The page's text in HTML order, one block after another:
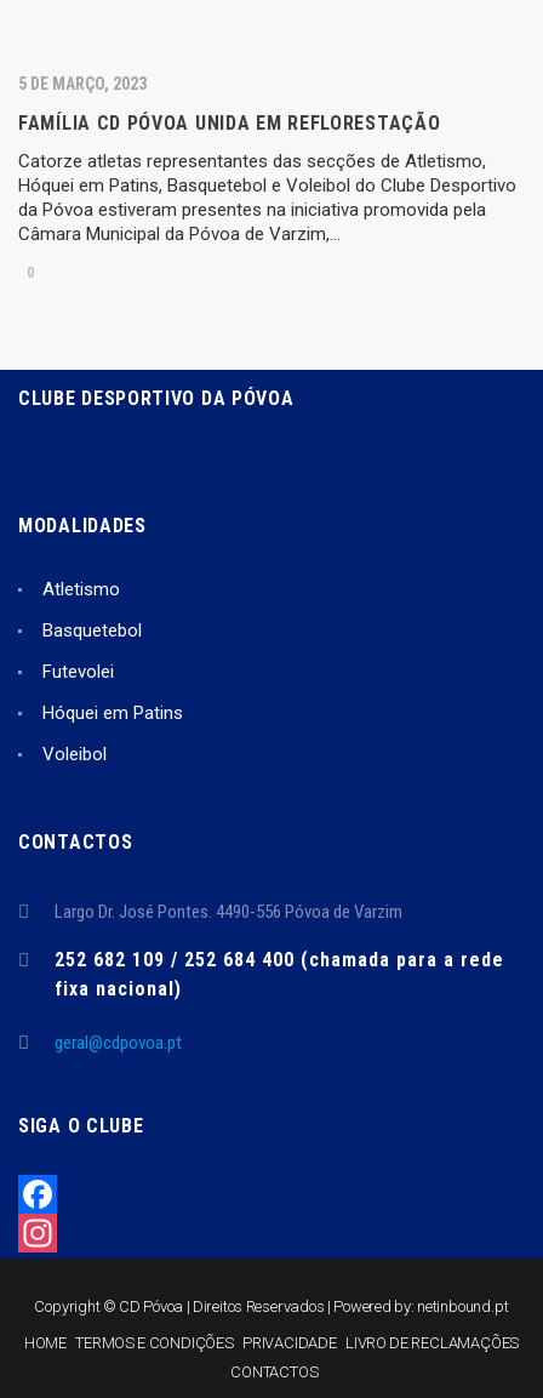
5 DE MARÇO, 2023
FAMÍLIA CD PÓVOA UNIDA EM REFLORESTAÇÃO
Catorze atletas representantes das secções de Atletismo,
Hóquei em Patins, Basquetebol e Voleibol do Clube Desportivo
da Póvoa estiveram presentes na iniciativa promovida pela
Câmara Municipal da Póvoa de Varzim,…
0
CLUBE DESPORTIVO DA PÓVOA
MODALIDADES
Atletismo
Basquetebol
Futevolei
Hóquei em Patins
Voleibol
CONTACTOS
Largo Dr. José Pontes. 4490-556 Póvoa de Varzim
252 682 109 / 252 684 400 (chamada para a rede
fixa nacional)
geral@cdpovoa.pt
SIGA O CLUBE
Facebook
Copyright © CD Póvoa | Direitos Reservados | Powered by: netinbound.pt
HOME TERMOS E CONDIÇÕES PRIVACIDADE LIVRO DE RECLAMAÇÕES
CONTACTOS